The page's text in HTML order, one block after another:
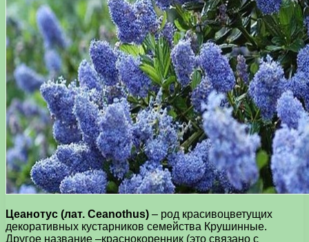
Цеанотус (лат. Ceanothus) – род красивоцветущих
декоративных кустарников семейства Крушинные.
Другое название –краснокоренник (это связано с